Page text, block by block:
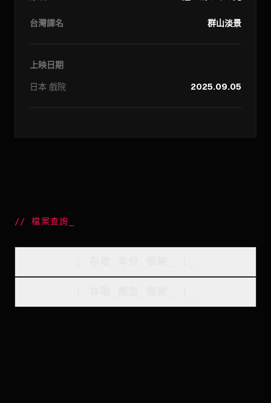
台灣譯名 群山淡景
上映日期
日本 戲院 2025.09.05
//檔案查詢